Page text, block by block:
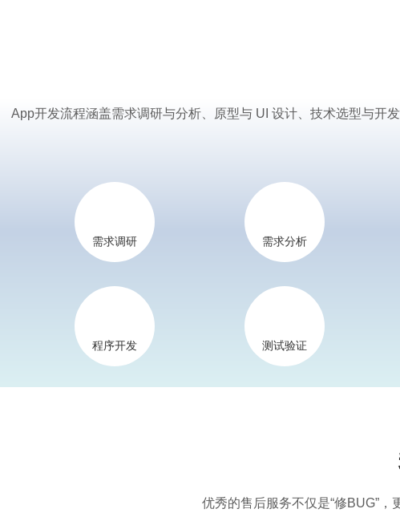
App开发流程涵盖需求调研与分析、原型与 UI 设计、技术选型与开
需求调研 需求分析
程序开发 测试验证
优秀的售后服务不仅是“修BUG”，